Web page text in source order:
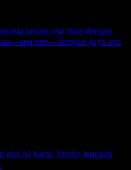
secara real time dengan
pun—dengan gaya apa
alat AI kami. Studio lengkap